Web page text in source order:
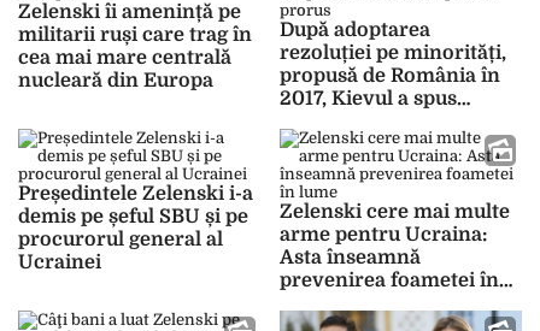
Zelenski îi amenință pe
militarii ruși care trag în
cea mai mare centrală
nucleară din Europa
După adoptarea
rezoluției pe minorități,
propusă de România în
2017, Kievul a spus
că e prorus
Președintele Zelenski i-a
demis pe șeful SBU și pe
procurorul general al
Ucrainei
Zelenski cere mai multe
arme pentru Ucraina:
Asta înseamnă
prevenirea foametei în